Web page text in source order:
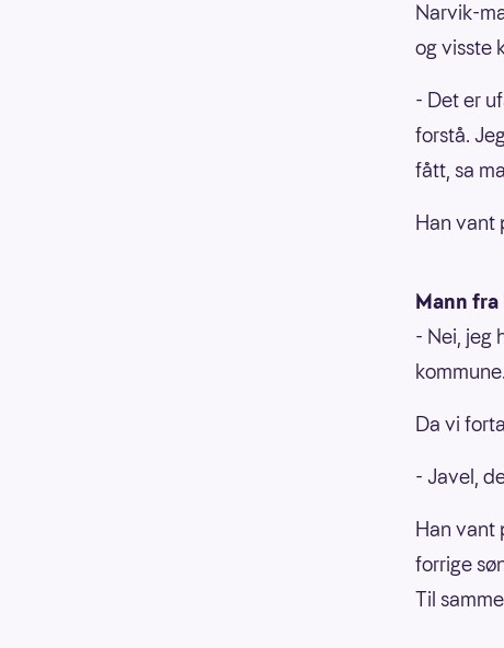
Narvik-
og visste
- Det er
forstå.
fått, sa
Han vant
Mann fra
- Nei, jeg
kommune.
Da vi
- Javel,
Han vant
forrige
Til